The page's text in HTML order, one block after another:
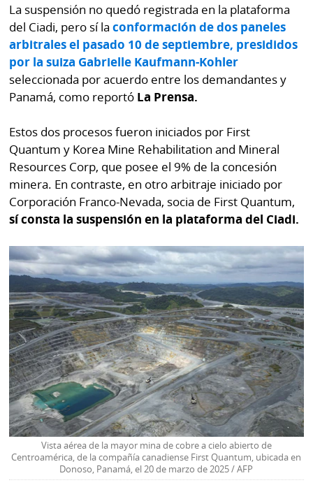
La suspensión no quedó registrada en la plataforma
del Ciadi, pero sí laconformación de dos paneles
arbitrales el pasado 10 de septiembre, presididos
por la suiza Gabrielle Kaufmann-Kohler
seleccionada por acuerdo entre los demandantes y
Panamá, como reportó La Prensa.
Estos dos procesos fueron iniciados por First
Quantum y Korea Mine Rehabilitation and Mineral
Resources Corp, que posee el 9% de la concesión
minera. En contraste, en otro arbitraje iniciado por
Corporación Franco-Nevada, socia de First Quantum,
sí consta la suspensión en la plataforma del Ciadi.
Vista aérea de la mayor mina de cobre a cielo abierto de
Centroamérica, de la compañía canadiense First Quantum, ubicada en
Donoso, Panamá, el 20 de marzo de 2025 / AFP